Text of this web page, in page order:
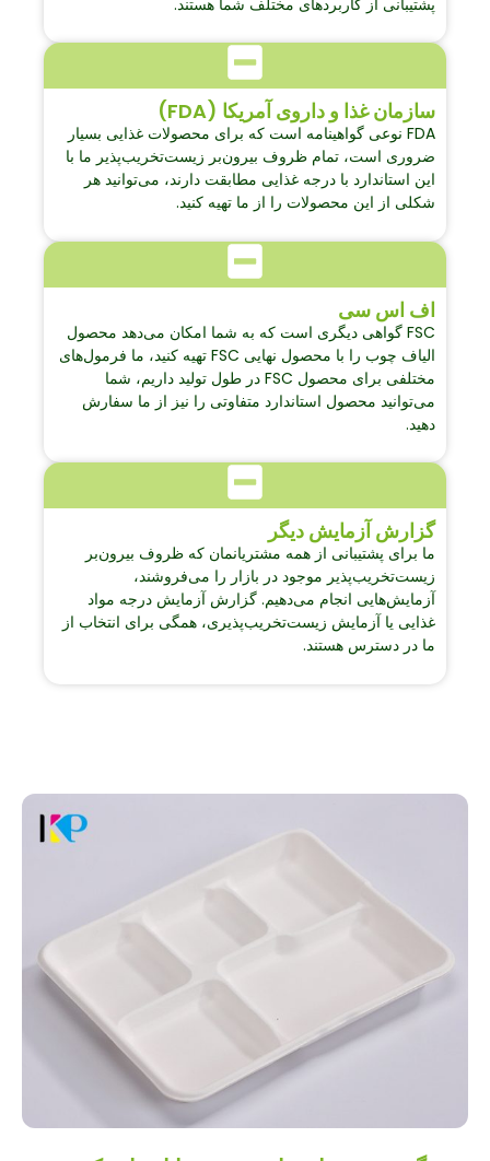
سازمان غذا و داروی آمریکا (FDA)
FDA نوعی گواهینامه است که برای محصولات غذایی بسیار
ضروری است، تمام ظروف بیرون‌بر زیست‌تخریب‌پذیر ما با
این استاندارد با درجه غذایی مطابقت دارند، می‌توانید هر
شکلی از این محصولات را از ما تهیه کنید.
اف اس سی
FSC گواهی دیگری است که به شما امکان می‌دهد محصول
الیاف چوب را با محصول نهایی FSC تهیه کنید، ما فرمول‌های
مختلفی برای محصول FSC در طول تولید داریم، شما
می‌توانید محصول استاندارد متفاوتی را نیز از ما سفارش
دهید.
گزارش آزمایش دیگر
ما برای پشتیبانی از همه مشتریانمان که ظروف بیرون‌بر
زیست‌تخریب‌پذیر موجود در بازار را می‌فروشند،
آزمایش‌هایی انجام می‌دهیم. گزارش آزمایش درجه مواد
غذایی یا آزمایش زیست‌تخریب‌پذیری، همگی برای انتخاب از
ما در دسترس هستند.